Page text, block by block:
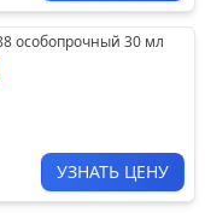
особопрочный 30 мл
УЗНАТЬ ЦЕНУ